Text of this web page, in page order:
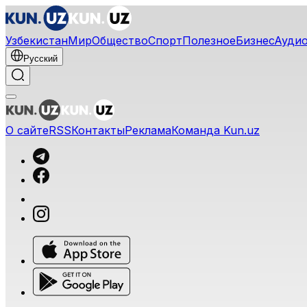
УзбекистанМирОбществоСпортПолезноеБизнес
Русский
О сайтеRSSКонтактыРекламаКоманда Kun.uz